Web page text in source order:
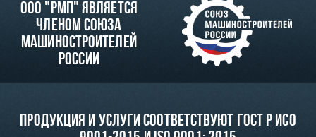
ООО "РМП" является
членом союза
машиностроителей
России
Продукция и услуги соответствуют ГОСТ Р ИСО